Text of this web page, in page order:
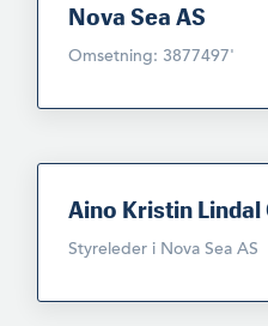
Nova Sea AS
Omsetning: 3877497'
Aino Kristin Lindal
Styreleder i Nova Sea AS